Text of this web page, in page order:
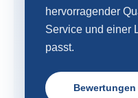
hervorragender
Service und einer
passt.